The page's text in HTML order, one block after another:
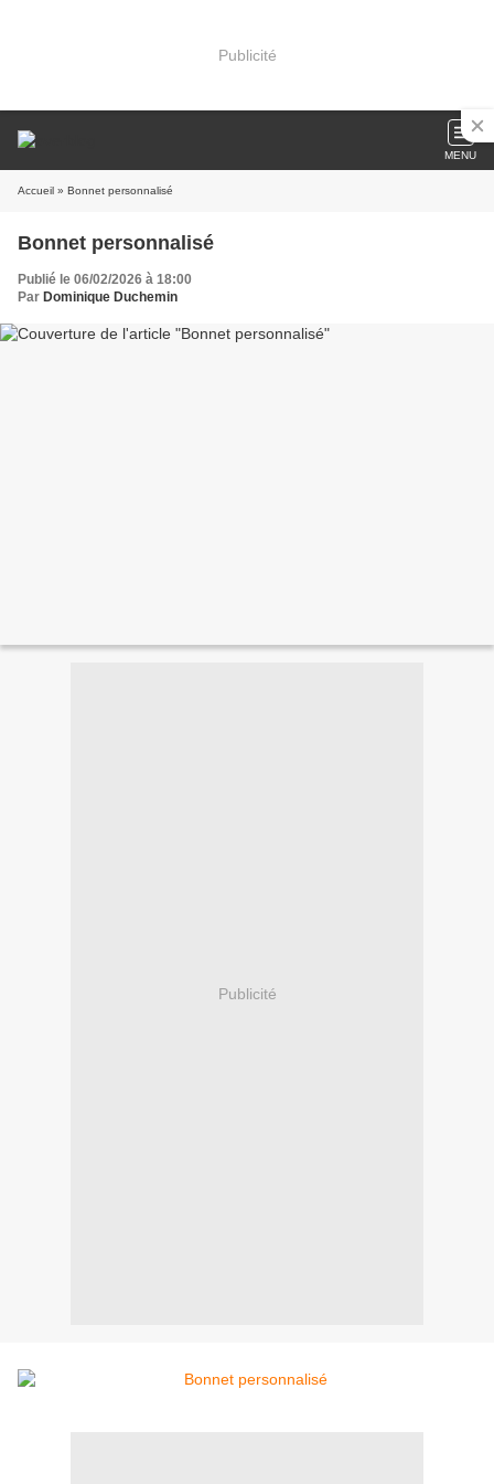
Publicité
MENU
Accueil » Bonnet personnalisé
Bonnet personnalisé
Publié le 06/02/2026 à 18:00
Par Dominique Duchemin
Publicité